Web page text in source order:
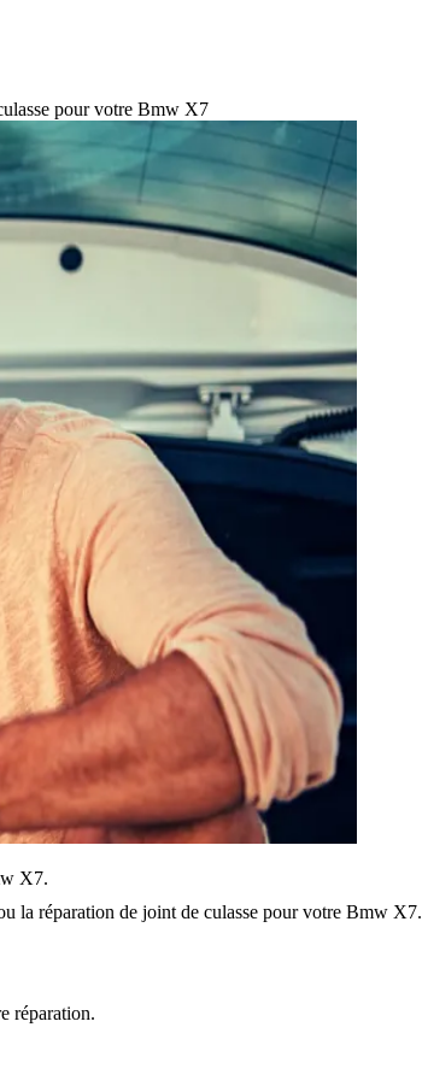
pour votre Bmw X7
X7.
la réparation de joint de culasse pour votre Bmw X7.
réparation.